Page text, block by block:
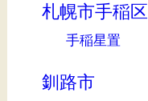
札幌市手稲区
手稲星置
釧路市